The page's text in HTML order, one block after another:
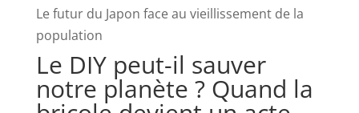
Le futur du Japon face au vieillissement de la
population
Le DIY peut-il sauver
notre planète ? Quand la